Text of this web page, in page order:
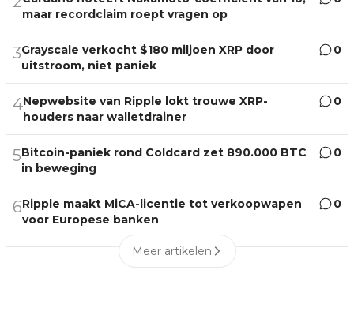
maar recordclaim roept vragen op
3Grayscale verkocht $180 miljoen XRP door
uitstroom, niet paniek
0
4Nepwebsite van Ripple lokt trouwe XRP-
houders naar walletdrainer
0
5Bitcoin-paniek rond Coldcard zet 890.000 BTC
in beweging
0
6Ripple maakt MiCA-licentie tot verkoopwapen
voor Europese banken
0
Meer artikelen